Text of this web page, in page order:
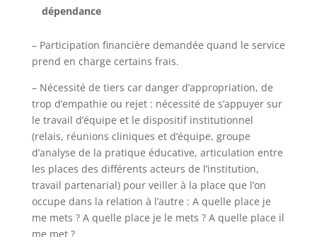
dépendance
– Participation financière demandée quand le service
prend en charge certains frais.
– Nécessité de tiers car danger d’appropriation, de
trop d’empathie ou rejet : nécessité de s’appuyer sur
le travail d’équipe et le dispositif institutionnel
(relais, réunions cliniques et d’équipe, groupe
d’analyse de la pratique éducative, articulation entre
les places des différents acteurs de l’institution,
travail partenarial) pour veiller à la place que l’on
occupe dans la relation à l’autre : A quelle place je
me mets ? A quelle place je le mets ? A quelle place il
me met ?